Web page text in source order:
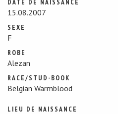
DATE DE NAISSANCE
15.08.2007
SEXE
F
ROBE
Alezan
RACE/STUD-BOOK
Belgian Warmblood
LIEU DE NAISSANCE